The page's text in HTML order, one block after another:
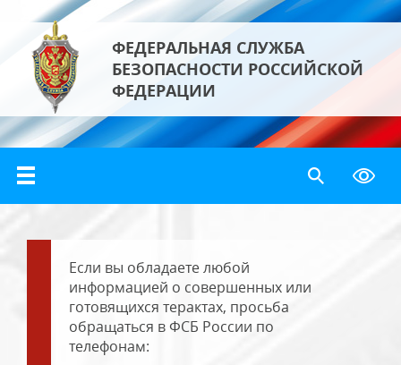
ФЕДЕРАЛЬНАЯ СЛУЖБА
БЕЗОПАСНОСТИ РОССИЙСКОЙ
ФЕДЕРАЦИИ
Если вы обладаете любой
информацией о совершенных или
готовящихся терактах, просьба
обращаться в ФСБ России по
телефонам: